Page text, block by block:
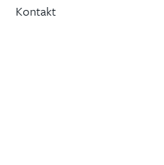
Kontakt